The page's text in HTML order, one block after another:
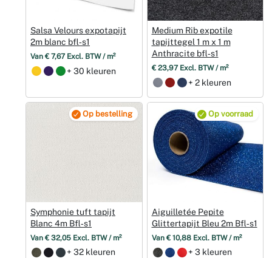
Salsa Velours expotapijt
2m blanc bfl‑s1
Van € 7,67 Excl. BTW / m²
+ 30 kleuren
Medium Rib expotile
tapijttegel 1 m x 1 m
Anthracite bfl‑s1
€ 23,97 Excl. BTW / m²
+ 2 kleuren
Op bestelling
Symphonie tuft tapijt
Blanc 4m Bfl‑s1
Van € 32,05 Excl. BTW / m²
+ 32 kleuren
Op voorraad
Aiguilletée Pepite
Glittertapijt Bleu 2m Bfl‑s1
Van € 10,88 Excl. BTW / m²
+ 3 kleuren